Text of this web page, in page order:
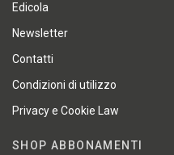
Edicola
Newsletter
Contatti
Condizioni di utilizzo
Privacy e Cookie Law
SHOP ABBONAMENTI